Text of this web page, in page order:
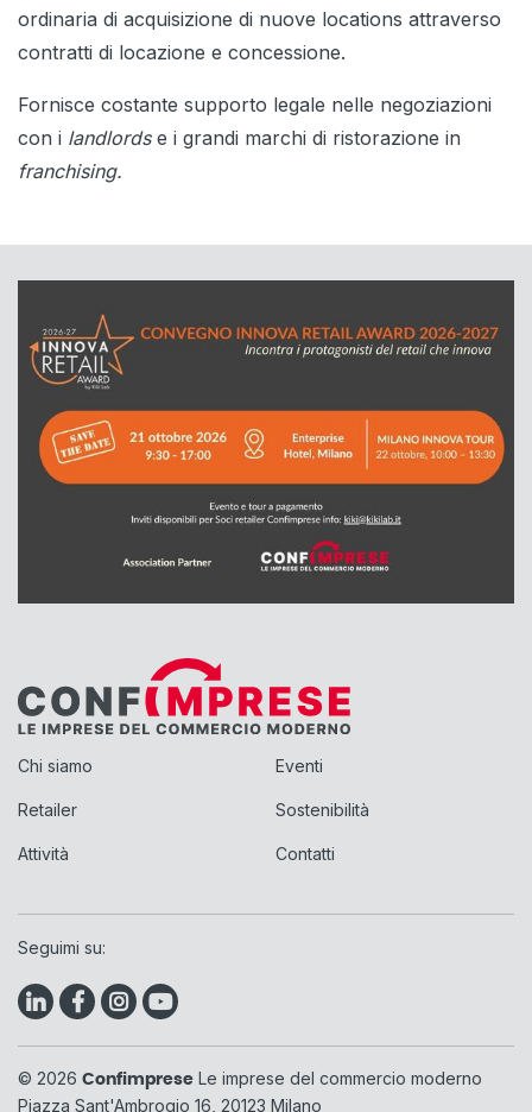
ordinaria di acquisizione di nuove locations attraverso
contratti di locazione e concessione.
Fornisce costante supporto legale nelle negoziazioni
con i landlordse i grandi marchi di ristorazione in
franchising.
Chi siamo
Retailer
Attività
Eventi
Sostenibilità
Contatti
Seguimi su:
© 2026 Confimprese Le imprese del commercio moderno
Piazza Sant'Ambrogio 16, 20123 Milano